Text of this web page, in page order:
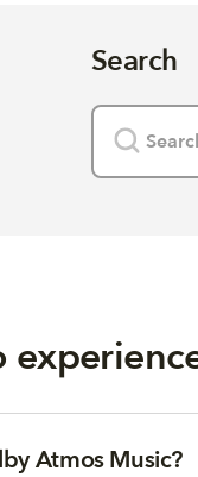
Search
Atmos Music?